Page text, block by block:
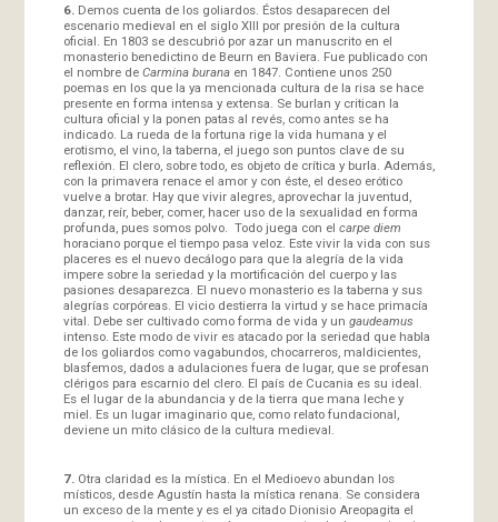
6. Demos cuenta de los goliardos. Éstos desaparecen del
escenario medieval en el siglo XIII por presión de la cultura
oficial. En 1803 se descubrió por azar un manuscrito en el
monasterio benedictino de Beurn en Baviera. Fue publicado con
el nombre de Carmina buranaen 1847. Contiene unos 250
poemas en los que la ya mencionada cultura de la risa se hace
presente en forma intensa y extensa. Se burlan y critican la
cultura oficial y la ponen patas al revés, como antes se ha
indicado. La rueda de la fortuna rige la vida humana y el
erotismo, el vino, la taberna, el juego son puntos clave de su
reflexión. El clero, sobre todo, es objeto de crítica y burla. Además,
con la primavera renace el amor y con éste, el deseo erótico
vuelve a brotar. Hay que vivir alegres, aprovechar la juventud,
danzar, reír, beber, comer, hacer uso de la sexualidad en forma
profunda, pues somos polvo. Todo juega con el carpe diem
horaciano porque el tiempo pasa veloz. Este vivir la vida con sus
placeres es el nuevo decálogo para que la alegría de la vida
impere sobre la seriedad y la mortificación del cuerpo y las
pasiones desaparezca. El nuevo monasterio es la taberna y sus
alegrías corpóreas. El vicio destierra la virtud y se hace primacía
vital. Debe ser cultivado como forma de vida y un gaudeamus
intenso. Este modo de vivir es atacado por la seriedad que habla
de los goliardos como vagabundos, chocarreros, maldicientes,
blasfemos, dados a adulaciones fuera de lugar, que se profesan
clérigos para escarnio del clero. El país de Cucania es su ideal.
Es el lugar de la abundancia y de la tierra que mana leche y
miel. Es un lugar imaginario que, como relato fundacional,
deviene un mito clásico de la cultura medieval.
7. Otra claridad es la mística. En el Medioevo abundan los
místicos, desde Agustín hasta la mística renana. Se considera
un exceso de la mente y es el ya citado Dionisio Areopagita el